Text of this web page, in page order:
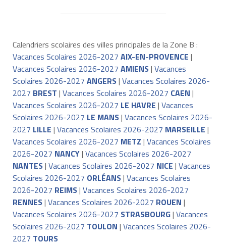
Calendriers scolaires des villes principales de la Zone B :
Vacances Scolaires 2026-2027 AIX-EN-PROVENCE |
Vacances Scolaires 2026-2027 AMIENS| Vacances
Scolaires 2026-2027 ANGERS| Vacances Scolaires 2026-
2027 BREST | Vacances Scolaires 2026-2027 CAEN |
Vacances Scolaires 2026-2027 LE HAVRE | Vacances
Scolaires 2026-2027 LE MANS| Vacances Scolaires 2026-
2027 LILLE | Vacances Scolaires 2026-2027 MARSEILLE |
Vacances Scolaires 2026-2027 METZ | Vacances Scolaires
2026-2027 NANCY| Vacances Scolaires 2026-2027
NANTES| Vacances Scolaires 2026-2027 NICE | Vacances
Scolaires 2026-2027 ORLÉANS| Vacances Scolaires
2026-2027 REIMS| Vacances Scolaires 2026-2027
RENNES| Vacances Scolaires 2026-2027 ROUEN |
Vacances Scolaires 2026-2027 STRASBOURG| Vacances
Scolaires 2026-2027 TOULON | Vacances Scolaires 2026-
2027 TOURS